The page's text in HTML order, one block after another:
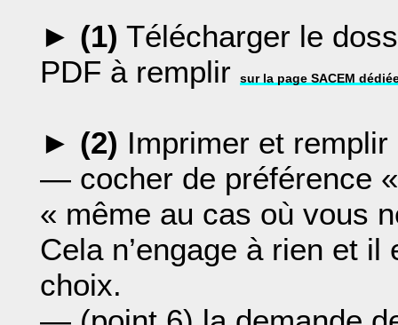
► (1) Télécharger le
PDF à remplir
sur la page SACEM
► (2) Imprimer et remplir
— cocher de préférence
« même au cas où vous
Cela n’engage à rien et
choix.